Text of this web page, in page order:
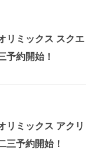
リミックス スクエ
予約開始！
リミックス アクリ
三予約開始！